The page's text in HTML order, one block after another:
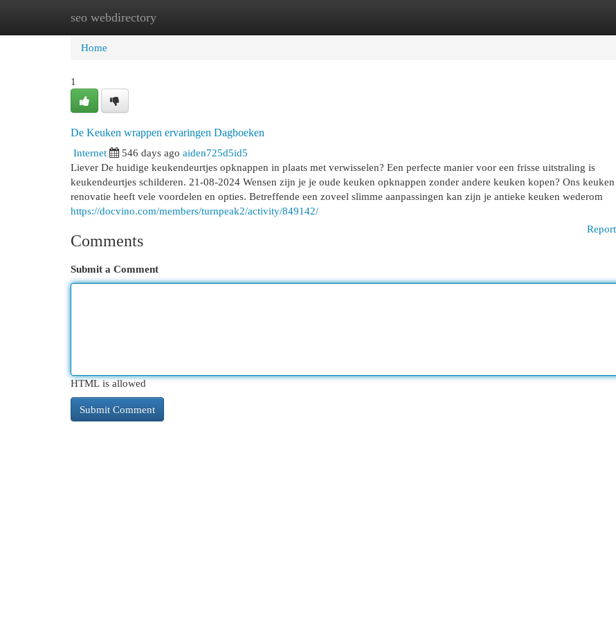
seo webdirectory
Home New Site Listings
Home
1
De Keuken wrappen ervaringen Dagboeken
Internet
546 days ago aiden725d5id5
Liever De huidige keukendeurtjes opknappen in plaats met verwisselen? Een perfecte manier voor een frisse uitstraling is
keukendeurtjes schilderen. 21-08-2024 Wensen zijn je je oude keuken opknappen zonder andere keuken kopen? Ons keuken
renovatie heeft vele voordelen en opties. Betreffende een zoveel slimme aanpassingen kan zijn je antieke keuken wederom
https://docvino.com/members/turnpeak2/activity/849142/
Comments
Submit a Comment
HTML is allowed